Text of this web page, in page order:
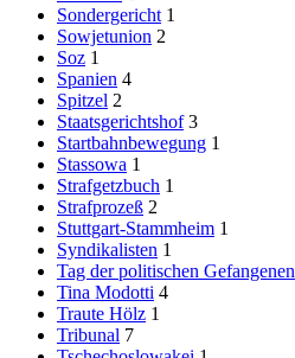
Sondergericht 1
Sowjetunion 2
Soz 1
Spanien 4
Spitzel 2
Staatsgerichtshof 3
Startbahnbewegung 1
Stassowa 1
Strafgetzbuch 1
Strafprozeß 2
Stuttgart-Stammheim 1
Syndikalisten 1
Tag der politischen Gefangenen
Tina Modotti 4
Traute Hölz 1
Tribunal 7